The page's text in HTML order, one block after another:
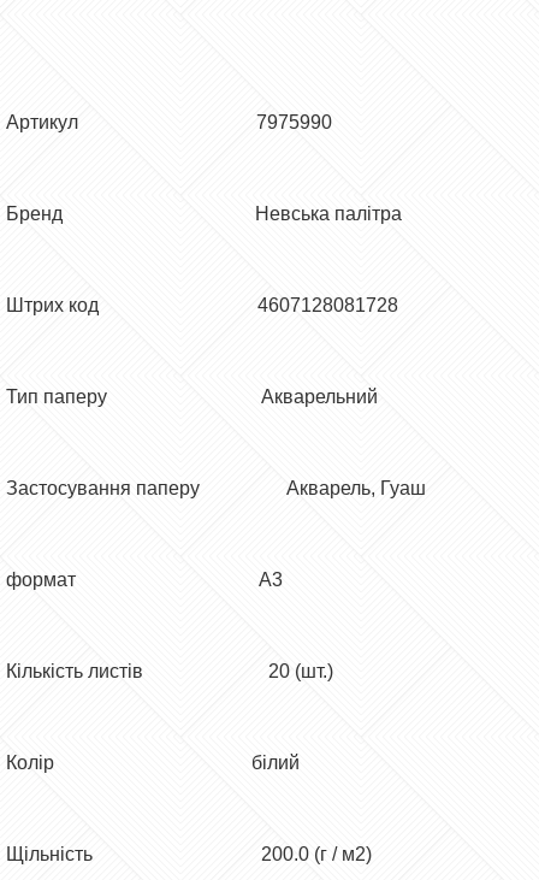
Артикул 7975990
Бренд Невська палітра
Штрих код 4607128081728
Тип паперу Акварельний
Застосування паперу Акварель, Гуаш
формат А3
Кількість листів 20 (шт.)
Колір білий
Щільність 200.0 (г / м2)